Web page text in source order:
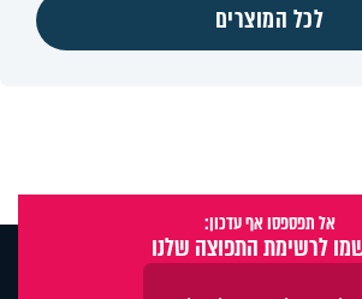
לכל המוצרים
אל תפספסו אף עדכון:
לרשימת התפוצה שלנו